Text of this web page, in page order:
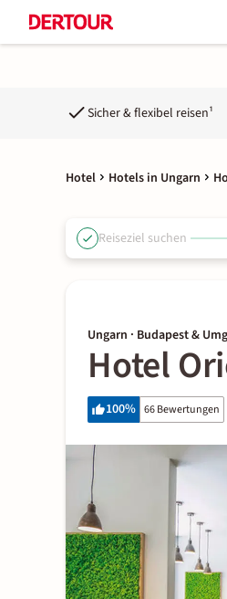
Sicher & flexibel reisen¹
Hotel Hotels in Ungarn
Reiseziel suchen
Ungarn · Budapest &
Hotel
100% 66 Bewertungen